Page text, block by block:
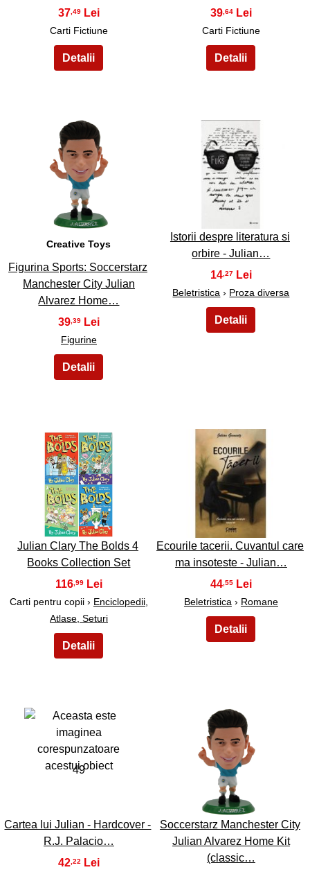
37,49
Carti Fictiune
39,64
Carti Fictiune
45
Creative Toys
Figurina Sports: Soccerstarz
Manchester City Julian
Alvarez Home…
39,39
Figurine
46
Istorii despre literatura si
orbire - Julian…
14 ,27
Beletristica › Proza diversa
47
Julian Clary The Bolds 4
Books Collection Set
116,99
Carti pentru copii › Enciclopedii,
Atlase, Seturi
48
Ecourile tacerii. Cuvantul care
ma insoteste - Julian…
44 ,55
Beletristica › Romane
49
Cartea lui Julian - Hardcover -
R.J. Palacio…
42 ,22
50
Soccerstarz Manchester City
Julian Alvarez Home Kit
(classic…